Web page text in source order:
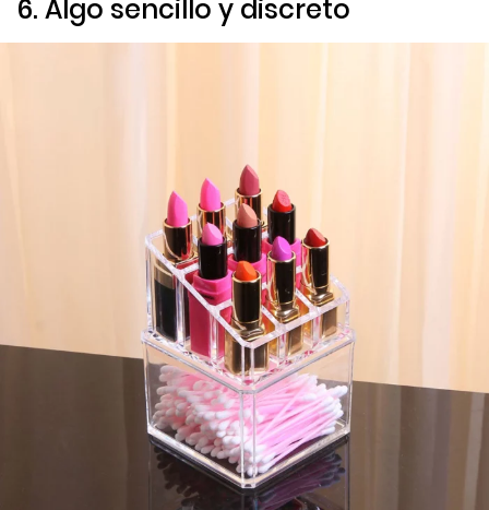
6. Algo sencillo y discreto